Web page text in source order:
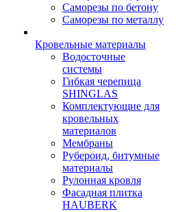
Саморезы по бетону
Саморезы по металлу
Кровельные материалы
Водосточные
системы
Гибкая черепица
SHINGLAS
Комплектующие для
кровельных
материалов
Мембраны
Рубероид, битумные
материалы
Рулонная кровля
Фасадная плитка
HAUBERK